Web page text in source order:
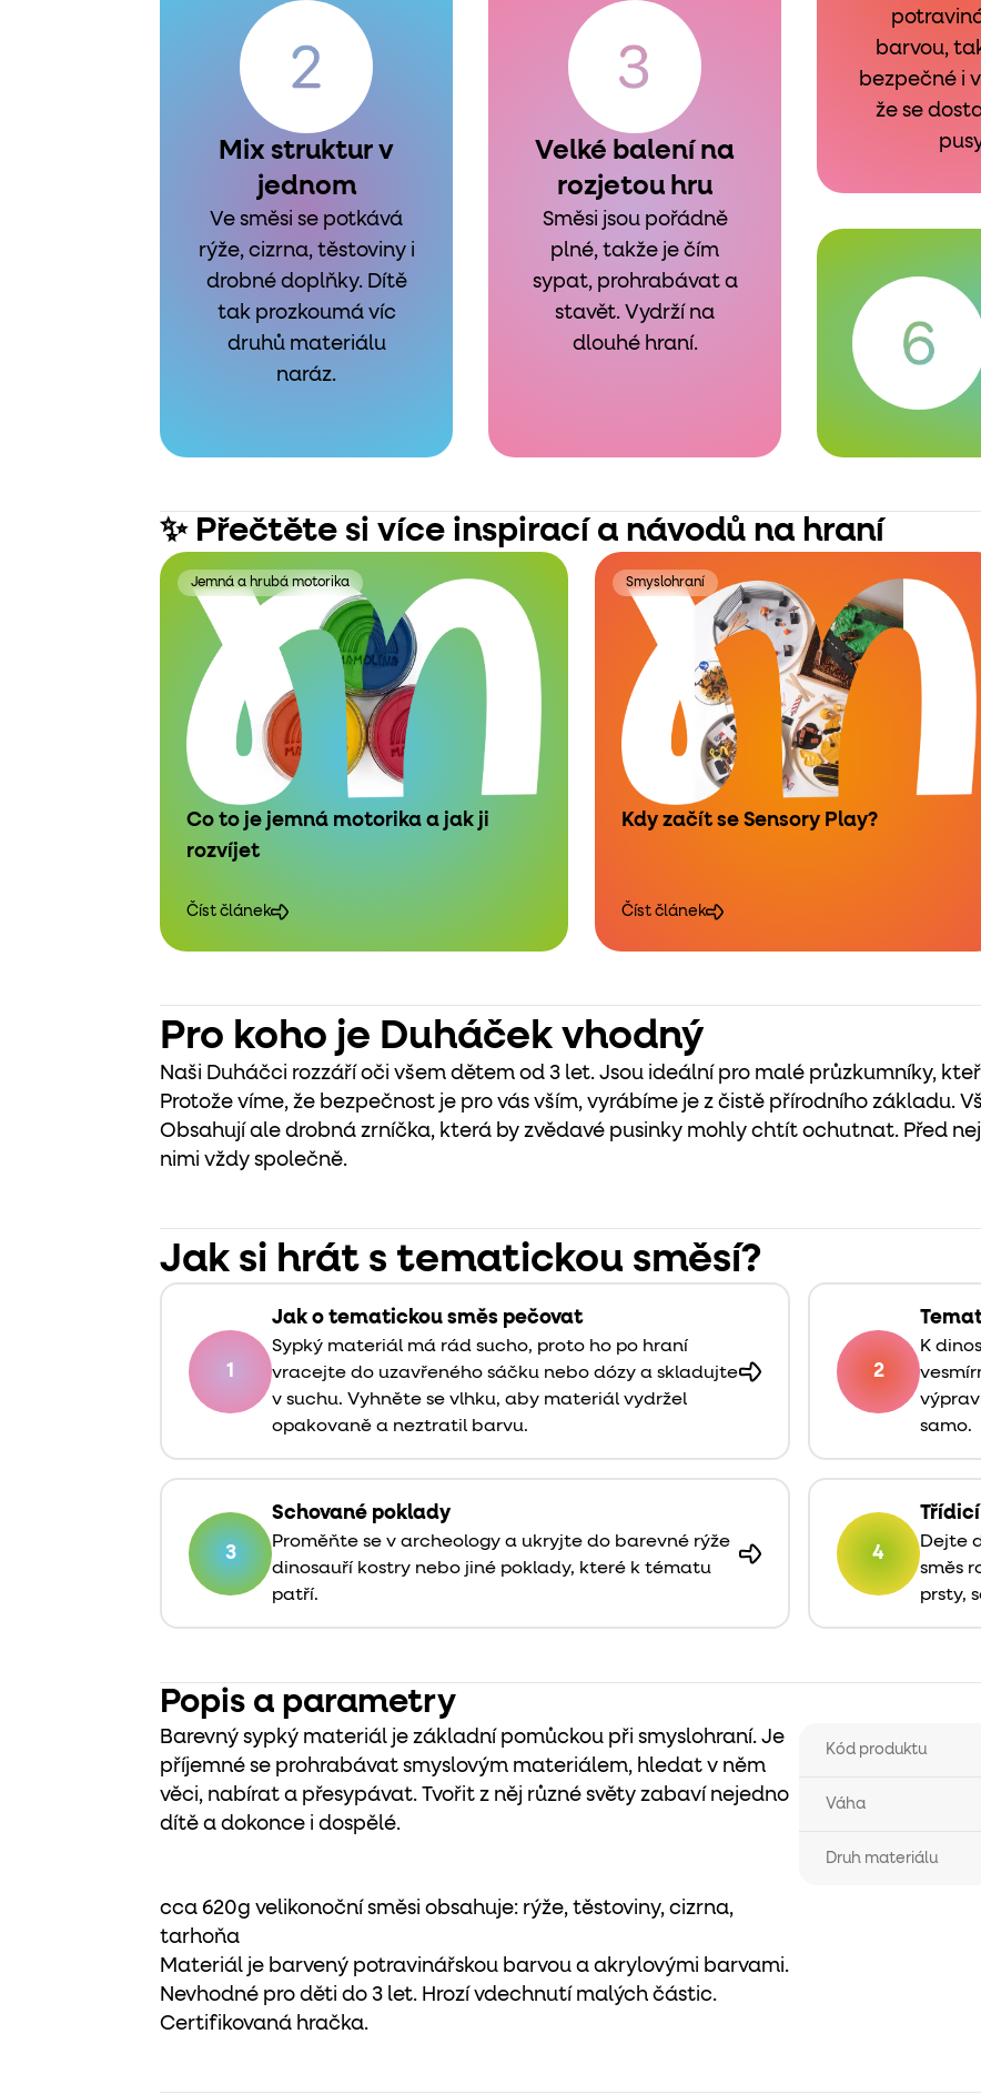
Mix struktur v
jednom
Ve směsi se potkává
rýže, cizrna, těstoviny i
drobné doplňky. Dítě
tak prozkoumá víc
druhů materiálu
naráz.
Velké balení na
rozjetou hru
Směsi jsou pořádně
plné, takže je čím
sypat, prohrabávat a
stavět. Vydrží na
dlouhé hraní.
barvou,
bezpečné i
že se
✨ Přečtěte si více inspirací a návodů na hraní
Jemná a hrubá motorika
Co to je jemná motorika a jak ji
rozvíjet
Číst článek
Smyslohraní
Kdy začít se Sensory Play?
Číst článek
Pro koho je Duháček vhodný
Naši Duháčci rozzáří oči všem dětem od 3 let. Jsou ideální pro malé průzkumníky,
Protože víme, že bezpečnost je pro vás vším, vyrábíme je z čistě přírodního základu.
Obsahují ale drobná zrníčka, která by zvědavé pusinky mohly chtít ochutnat. Před
nimi vždy společně.
Jak si hrát s tematickou směsí?
1
Jak o tematickou směs pečovat
Sypký materiál má rád sucho, proto ho po hraní
vracejte do uzavřeného sáčku nebo dózy a skladujte
v suchu. Vyhněte se vlhku, aby materiál vydržel
opakovaně a neztratil barvu.
2
K
samo.
3
Schované poklady
Proměňte se v archeology a ukryjte do barevné rýže
dinosauří kostry nebo jiné poklady, které k tématu
patří.
4
Dejte
směs
prsty,
Popis a parametry
Barevný sypký materiál je základní pomůckou při smyslohraní. Je
příjemné se prohrabávat smyslovým materiálem, hledat v něm
věci, nabírat a přesypávat. Tvořit z něj různé světy zabaví nejedno
dítě a dokonce i dospělé.
cca 620g velikonoční směsi obsahuje: rýže, těstoviny, cizrna,
tarhoňa
Materiál je barvený potravinářskou barvou a akrylovými barvami.
Nevhodné pro děti do 3 let. Hrozí vdechnutí malých částic.
Certifikovaná hračka.
Kód produktu
Váha
Druh materiálu